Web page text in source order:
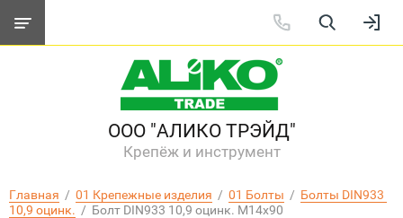
ООО "АЛИКО ТРЭЙД"
Крепёж и инструмент
Главная
  /
01 Крепежные изделия
  /
01 Болты
  /
Болты DIN933
10,9 оцинк.
  /  Болт DIN933 10,9 оцинк. М14х90